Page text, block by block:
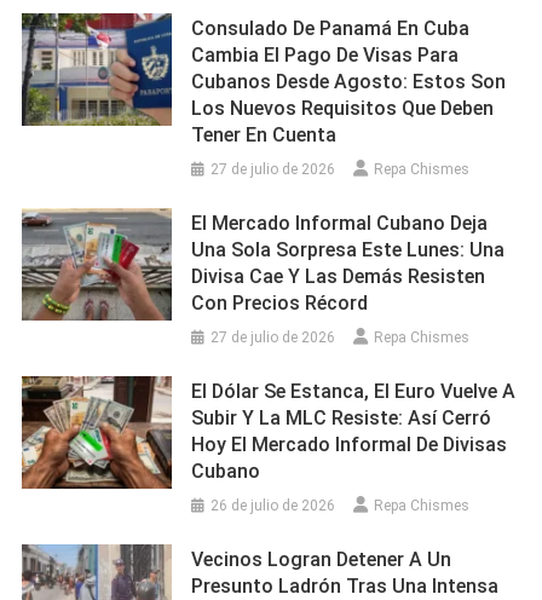
Consulado De Panamá En Cuba
Cambia El Pago De Visas Para
Cubanos Desde Agosto: Estos Son
Los Nuevos Requisitos Que Deben
Tener En Cuenta
27 de julio de 2026 Repa Chismes
El Mercado Informal Cubano Deja
Una Sola Sorpresa Este Lunes: Una
Divisa Cae Y Las Demás Resisten
Con Precios Récord
27 de julio de 2026 Repa Chismes
El Dólar Se Estanca, El Euro Vuelve A
Subir Y La MLC Resiste: Así Cerró
Hoy El Mercado Informal De Divisas
Cubano
26 de julio de 2026 Repa Chismes
Vecinos Logran Detener A Un
Presunto Ladrón Tras Una Intensa